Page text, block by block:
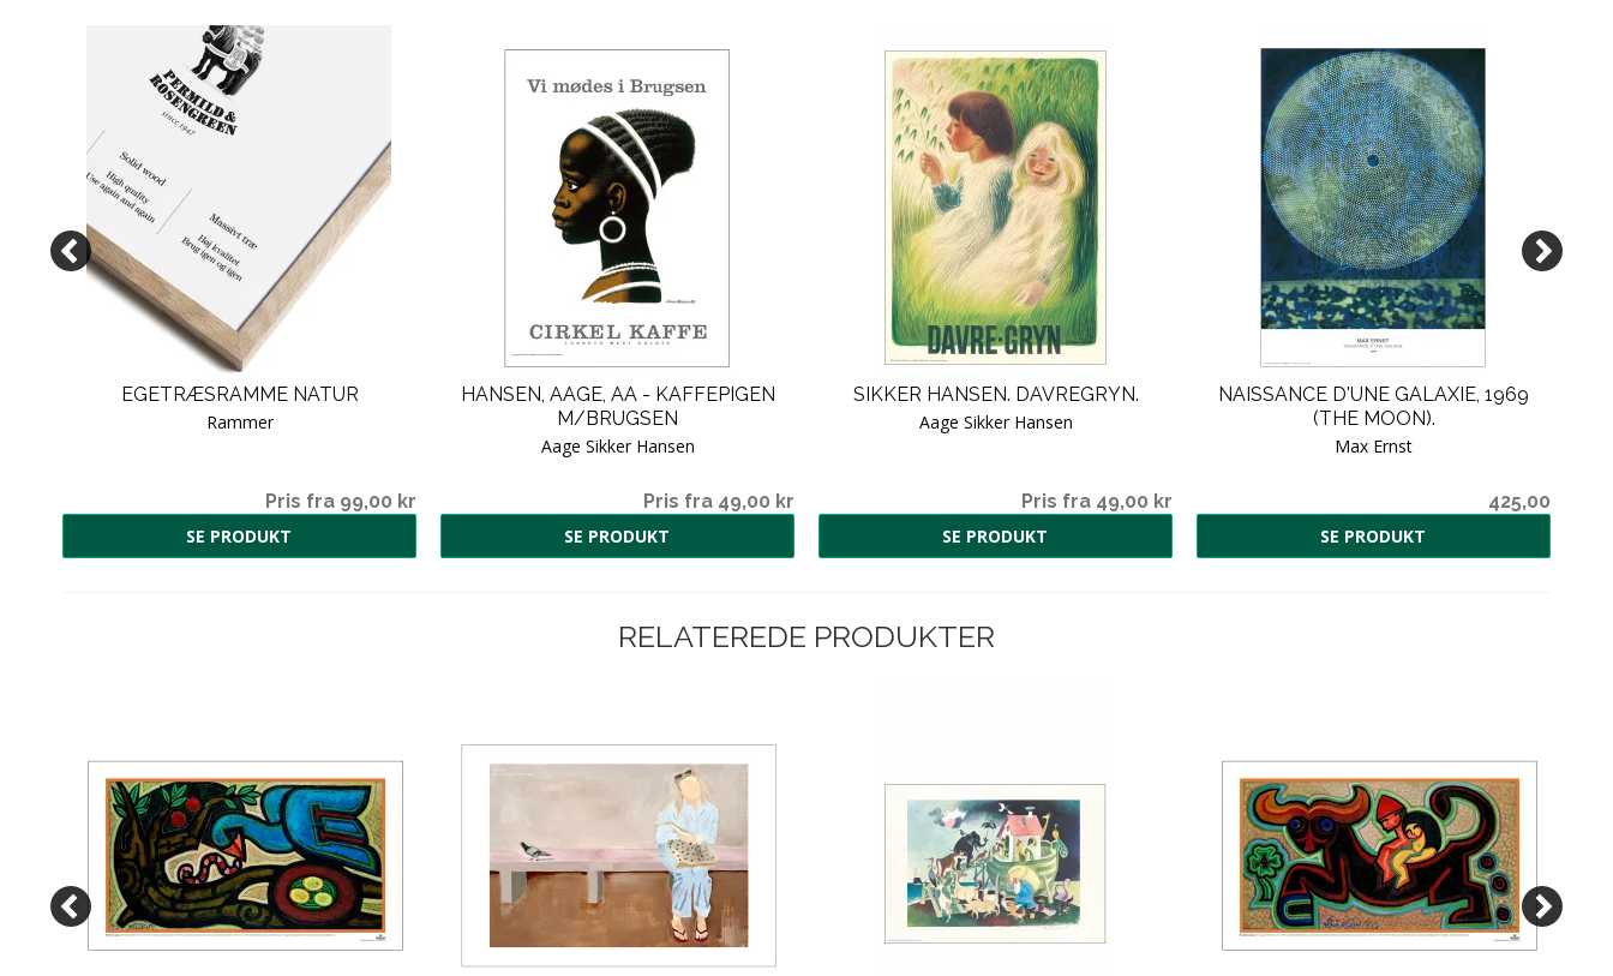
EGETRÆSRAMME NATUR
Rammer
Pris fra 99,00 kr
SE PRODUKT
HANSEN, AAGE, AA - KAFFEPIGEN
M/BRUGSEN
Aage Sikker Hansen
Pris fra 49,00 kr
SE PRODUKT
SIKKER HANSEN. DAVREGRYN.
Aage Sikker Hansen
Pris fra 49,00 kr
SE PRODUKT
NAISSANCE D'UNE GALAXIE, 1969
(THE MOON).
Max Ernst
425,00
SE PRODUKT
RELATEREDE PRODUKTER